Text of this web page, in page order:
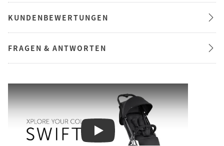
KUNDENBEWERTUNGEN
FRAGEN & ANTWORTEN
Play